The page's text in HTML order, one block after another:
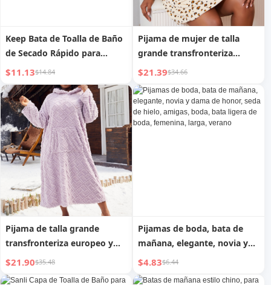
Keep Bata de Toalla de Baño
de Secado Rápido para
Niños, Bata de Baño
Absorbente de Secado
Rápido Portátil y Usable
para Niños y Niñas en
Verano
$11.13$14.84
Pijama de mujer de talla
grande transfronteriza
europea y americana, bata
cálida de franela con
capucha y estampado de
leopardo para otoño e
invierno, venta al por mayor
$21.39$34.66
Pijama de talla grande
transfronteriza europeo y
americano, jersey cálido de
terciopelo fino para mujer,
$21.90$35.48
Pijamas de boda, bata de
mañana, elegante, novia y
dama de honor, seda de
hielo, amigas, boda, bata
$4.83$6.44